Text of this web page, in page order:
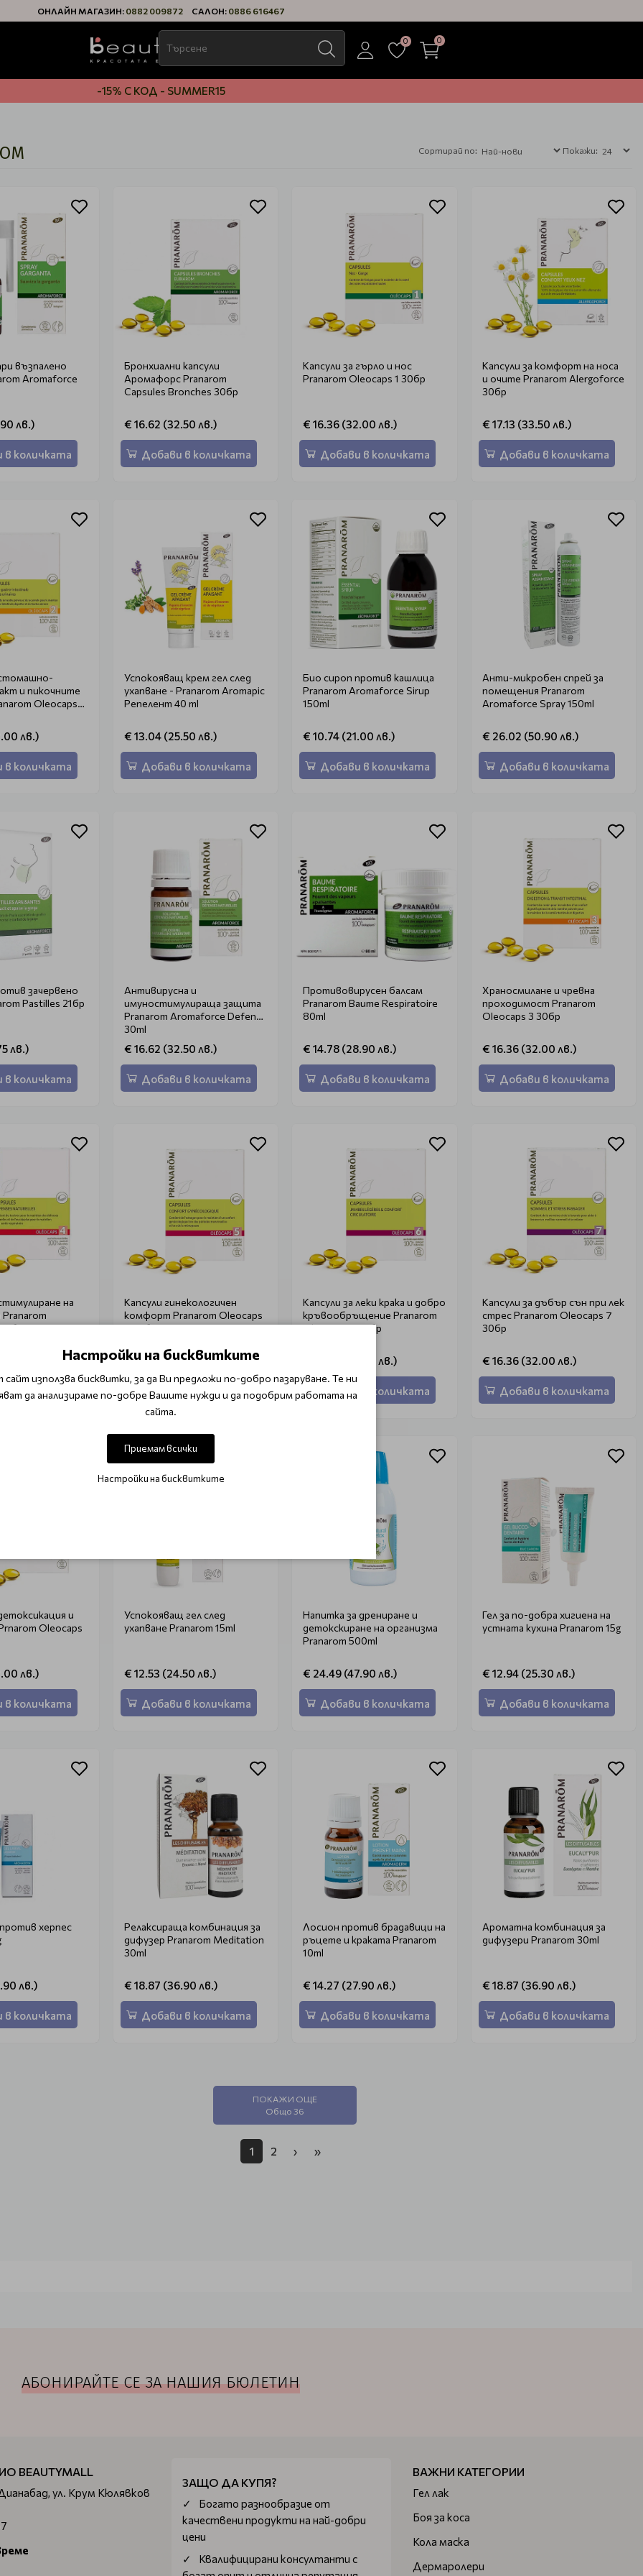
ОНЛАЙН МАГАЗИН: 0882 009872 САЛОН: 0886 616467
0 0
-15% С КОД - SUMMER15
Сортирай по: Покажи:
възпалено
Aromaforce
лв.)
в количката
Бронхиални капсули
Аромафорс Pranarom
Capsules Bronches 30бр
€ 16.62 (32.50 лв.)
Добави в количката
Капсули за гърло и нос
Pranarom Oleocaps 1 30бр
€ 16.36 (32.00 лв.)
Добави в количката
Капсули за комфорт на носа
и очите Pranarom Alergoforce
30бр
€ 17.13 (33.50 лв.)
Добави в количката
и пикочните
Oleocaps2
лв.)
в количката
Успокояващ крем гел след
ухапване - Pranarom Aromapic
Репелент 40 ml
€ 13.04 (25.50 лв.)
Добави в количката
Био сироп против кашлица
Pranarom Aromaforce Sirup
150ml
€ 10.74 (21.00 лв.)
Добави в количката
Анти-микробен спрей за
помещения Pranarom
Aromaforce Spray 150ml
€ 26.02 (50.90 лв.)
Добави в количката
зачервено
Pastilles 21бр
лв.)
в количката
Антивирусна и
имуностимулираща защита
Pranarom Aromaforce Defence
30ml
€ 16.62 (32.50 лв.)
Добави в количката
Противовирусен балсам
Pranarom Baume Respiratoire
80ml
€ 14.78 (28.90 лв.)
Добави в количката
Храносмилане и чревна
проходимост Pranarom
Oleocaps 3 30бр
€ 16.36 (32.00 лв.)
Добави в количката
на
4 30бр
лв.)
в количката
Капсули гинекологичен
комфорт Pranarom Oleocaps
5 30бр
€ 16.36 (32.00 лв.)
Добави в количката
Капсули за леки крака и добро
кръвообръщение Pranarom
Oleocaps 6 30бр
€ 16.36 (32.00 лв.)
Добави в количката
Капсули за дъбър сън при лек
стрес Pranarom Oleocaps 7
30бр
€ 16.36 (32.00 лв.)
Добави в количката
и
Oleocaps
лв.)
в количката
Успокояващ гел след
ухапване Pranarom 15ml
€ 12.53 (24.50 лв.)
Добави в количката
Напитка за дрениране и
детокскиране на организма
Pranarom 500ml
€ 24.49 (47.90 лв.)
Добави в количката
Гел за по-добра хигиена на
устната кухина Pranarom 15g
€ 12.94 (25.30 лв.)
Добави в количката
херпес
лв.)
в количката
Релаксираща комбинация за
дифузер Pranarom Meditation
30ml
€ 18.87 (36.90 лв.)
Добави в количката
Лосион против брадавици на
ръцете и краката Pranarom
10ml
€ 14.27 (27.90 лв.)
Добави в количката
Ароматна комбинация за
дифузери Pranarom 30ml
€ 18.87 (36.90 лв.)
Добави в количката
ПОКАЖИ ОЩЕ
Общо 36
1 2 › »
аромати
АБОНИРАЙТЕ СЕ ЗА НАШИЯ БЮЛЕТИН
BEAUTYMALL
ул. Крум Кюлявков
ЗАЩО ДА КУПЯ?
Богатo разнообразие от
качествени продукти на най-добри
цени
Квалифицирани консултанти с
ВАЖНИ КАТЕГОРИИ
Гел лак
Боя за коса
Кола маска
Дермаролери
Настройки на бисквитките
използва бисквитки, за да Ви предложи по-добро пазаруване. Те ни
да анализираме по-добре Вашите нужди и да подобрим работата на
сайта.
Приемам всички
Настройки на бисквитките